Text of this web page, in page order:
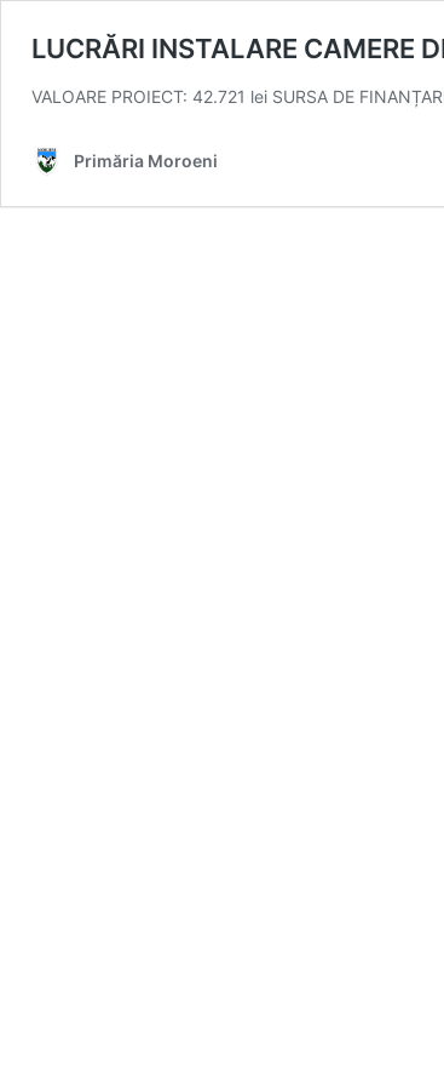
LUCRĂRI INSTALARE CAMERE
VALOARE PROIECT: 42.721 lei SURSA DE
Primăria Moroeni